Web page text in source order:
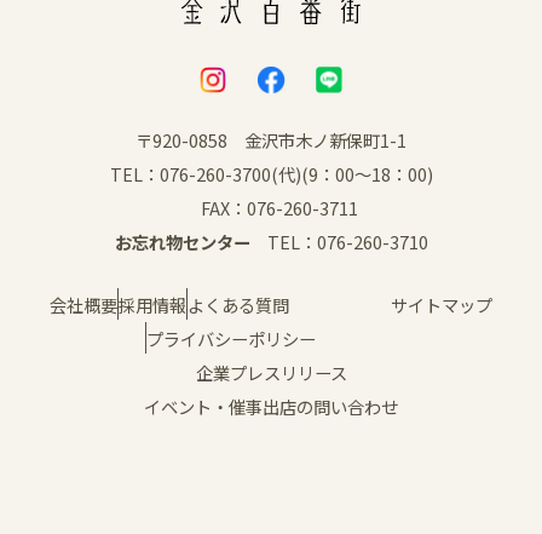
〒920-0858 金沢市木ノ新保町1-1
TEL：076-260-3700(代)(9：00～18：00)
FAX：076-260-3711
お忘れ物センター TEL：076-260-3710
会社概要採用情報よくある質問
サイトマップ
プライバシーポリシー
企業プレスリリース
イベント・催事出店の問い合わせ